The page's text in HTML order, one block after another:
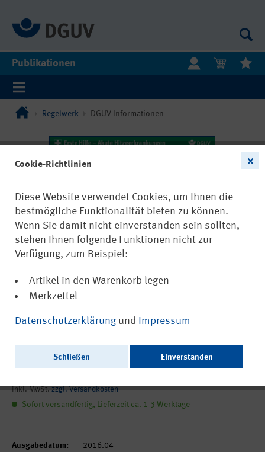
Publikationen
Regelwerk DGUV Informationen
DGUV Information 204-037
Hitzeerkrankungen
inkl. MwSt. zzgl. Versandkosten
Sofort versandfertig, Lieferzeit ca. 1-3 Werktage
Ausgabedatum:
2016.04
Cookie-Richtlinien
Diese Website verwendet Cookies, um Ihnen die
bestmögliche Funktionalität bieten zu können.
Wenn Sie damit nicht einverstanden sein sollten,
stehen Ihnen folgende Funktionen nicht zur
Verfügung, zum Beispiel:
Artikel in den Warenkorb legen
Merkzettel
Datenschutzerklärung und Impressum
Schließen Einverstanden